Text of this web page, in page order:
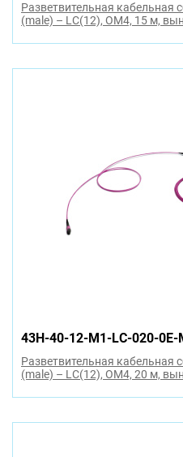
Разветвительная кабельная
(male) – LC(12), OM4, 15 м,
43H-40-12-M1-LC-020-0E-
Разветвительная кабельная
(male) – LC(12), OM4, 20 м,